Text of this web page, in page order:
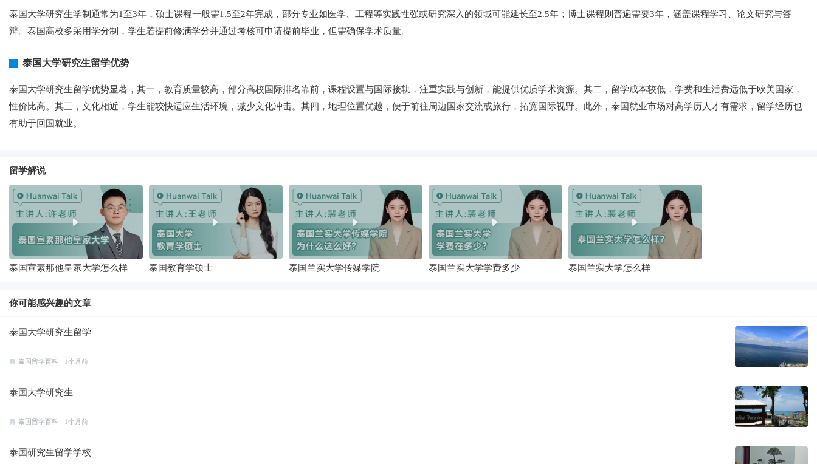
泰国大学研究生学制通常为1至3年，硕士课程一般需1.5至2年完成，部分专业如医学、工程等实践性强或研究深入的领域可能延长至2.5年；博士课程则普遍需要3年，涵盖课程学习、论文研究与答
辩。泰国高校多采用学分制，学生若提前修满学分并通过考核可申请提前毕业，但需确保学术质量。
泰国大学研究生留学优势
泰国大学研究生留学优势显著，其一，教育质量较高，部分高校国际排名靠前，课程设置与国际接轨，注重实践与创新，能提供优质学术资源。其二，留学成本较低，学费和生活费远低于欧美国家，
性价比高。其三，文化相近，学生能较快适应生活环境，减少文化冲击。其四，地理位置优越，便于前往周边国家交流或旅行，拓宽国际视野。此外，泰国就业市场对高学历人才有需求，留学经历也
有助于回国就业。
留学解说
泰国宣素那他皇家大学怎么样 泰国教育学硕士 泰国兰实大学传媒学院 泰国兰实大学学费多少 泰国兰实大学怎么样
你可能感兴趣的文章
泰国大学研究生留学
泰国留学百科 1个月前
泰国大学研究生
泰国留学百科 1个月前
泰国研究生留学学校